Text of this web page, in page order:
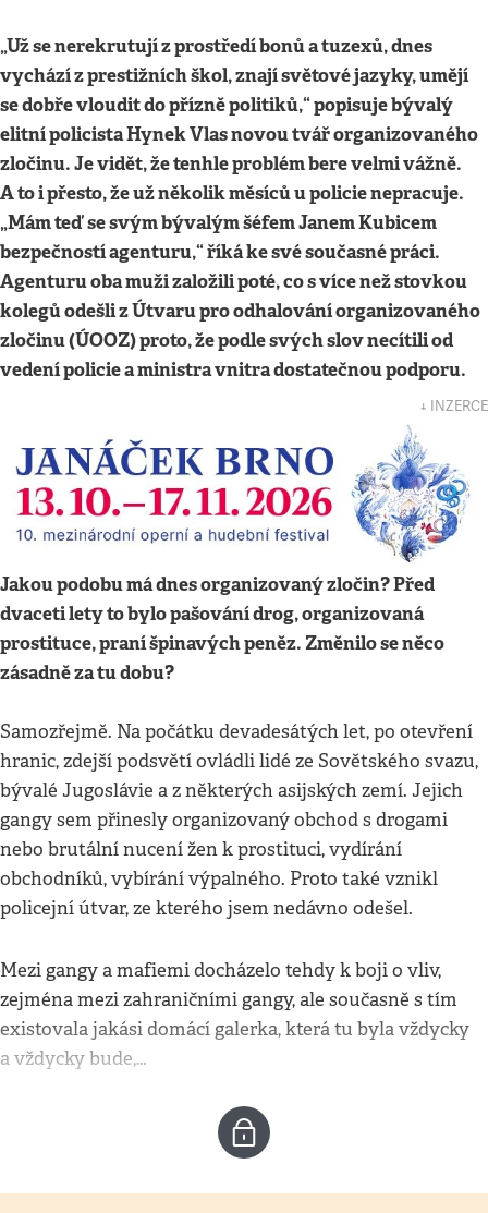
„Už se nerekrutují z prostředí bonů a tuzexů, dnes
vychází z prestižních škol, znají světové jazyky, umějí
se dobře vloudit do přízně politiků,“ popisuje bývalý
elitní policista Hynek Vlas novou tvář organizovaného
zločinu. Je vidět, že tenhle problém bere velmi vážně.
A to i přesto, že už několik měsíců u policie nepracuje.
„Mám teď se svým bývalým šéfem Janem Kubicem
bezpečností agenturu,“ říká ke své současné práci.
Agenturu oba muži založili poté, co s více než stovkou
kolegů odešli z Útvaru pro odhalování organizovaného
zločinu (ÚOOZ) proto, že podle svých slov necítili od
vedení policie a ministra vnitra dostatečnou podporu.
↓ INZERCE
Jakou podobu má dnes organizovaný zločin? Před
dvaceti lety to bylo pašování drog, organizovaná
prostituce, praní špinavých peněz. Změnilo se něco
zásadně za tu dobu?
Samozřejmě. Na počátku devadesátých let, po otevření
hranic, zdejší podsvětí ovládli lidé ze Sovětského svazu,
bývalé Jugoslávie a z některých asijských zemí. Jejich
gangy sem přinesly organizovaný obchod s drogami
nebo brutální nucení žen k prostituci, vydírání
obchodníků, vybírání výpalného. Proto také vznikl
policejní útvar, ze kterého jsem nedávno odešel.
Mezi gangy a mafiemi docházelo tehdy k boji o vliv,
zejména mezi zahraničními gangy, ale současně s tím
existovala jakási domácí galerka, která tu byla vždycky
a vždycky bude,…